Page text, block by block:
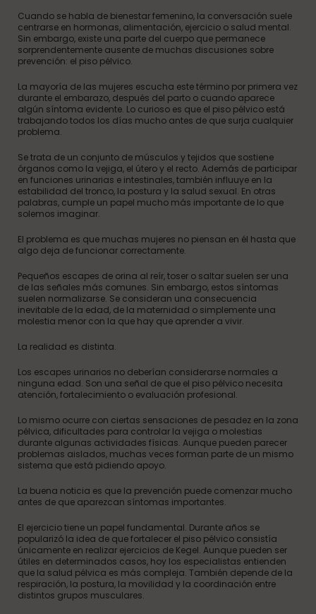
Cuando se habla de bienestar femenino, la conversación suele
centrarse en hormonas, alimentación, ejercicio o salud mental.
Sin embargo, existe una parte del cuerpo que permanece
sorprendentemente ausente de muchas discusiones sobre
prevención: el piso pélvico.
La mayoría de las mujeres escucha este término por primera vez
durante el embarazo, después del parto o cuando aparece
algún síntoma evidente. Lo curioso es que el piso pélvico está
trabajando todos los días mucho antes de que surja cualquier
problema.
Se trata de un conjunto de músculos y tejidos que sostiene
órganos como la vejiga, el útero y el recto. Además de participar
en funciones urinarias e intestinales, también influuye en la
estabilidad del tronco, la postura y la salud sexual. En otras
palabras, cumple un papel mucho más importante de lo que
solemos imaginar.
El problema es que muchas mujeres no piensan en él hasta que
algo deja de funcionar correctamente.
Pequeños escapes de orina al reír, toser o saltar suelen ser una
de las señales más comunes. Sin embargo, estos síntomas
suelen normalizarse. Se consideran una consecuencia
inevitable de la edad, de la maternidad o simplemente una
molestia menor con la que hay que aprender a vivir.
La realidad es distinta.
Los escapes urinarios no deberían considerarse normales a
ninguna edad. Son una señal de que el piso pélvico necesita
atención, fortalecimiento o evaluación profesional.
Lo mismo ocurre con ciertas sensaciones de pesadez en la zona
pélvica, dificultades para controlar la vejiga o molestias
durante algunas actividades físicas. Aunque pueden parecer
problemas aislados, muchas veces forman parte de un mismo
sistema que está pidiendo apoyo.
La buena noticia es que la prevención puede comenzar mucho
antes de que aparezcan síntomas importantes.
El ejercicio tiene un papel fundamental. Durante años se
popularizó la idea de que fortalecer el piso pélvico consistía
únicamente en realizar ejercicios de Kegel. Aunque pueden ser
útiles en determinados casos, hoy los especialistas entienden
que la salud pélvica es más compleja. También depende de la
respiración, la postura, la movilidad y la coordinación entre
distintos grupos musculares.